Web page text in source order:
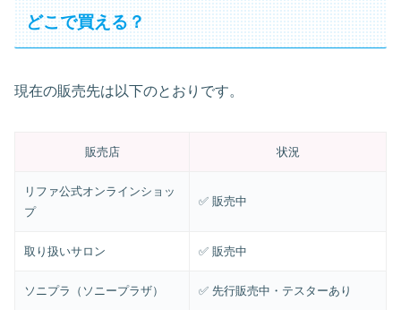
どこで買える？
現在の販売先は以下のとおりです。
販売店 状況
リファ公式オンラインショッ
プ
✅ 販売中
取り扱いサロン ✅ 販売中
ソニプラ（ソニープラザ） ✅ 先行販売中・テスターあり